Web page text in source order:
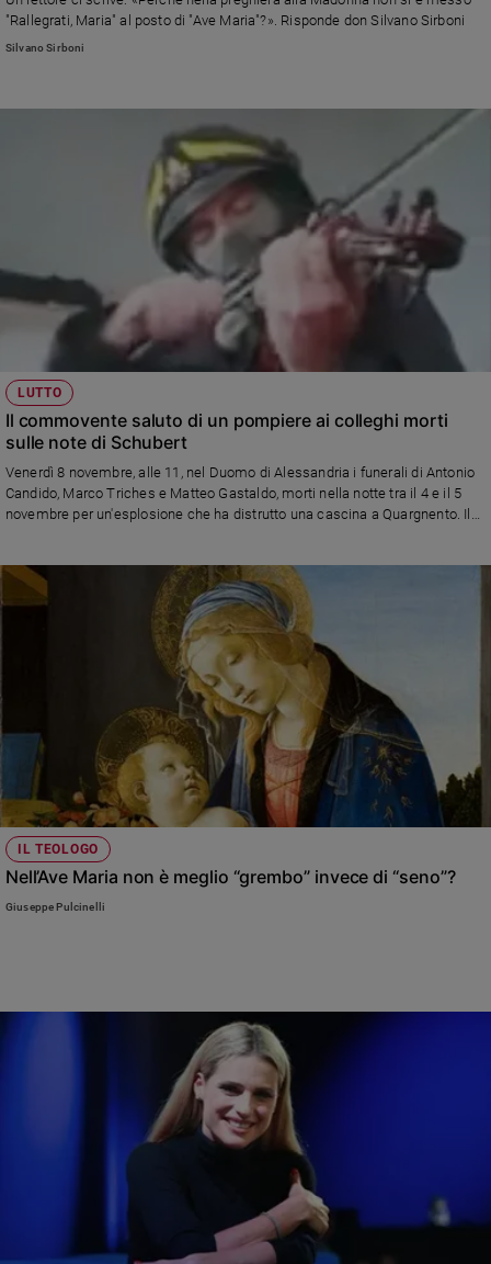
"Rallegrati, Maria" al posto di "Ave Maria"?». Risponde don Silvano Sirboni
Silvano Sirboni
LUTTO
Il commovente saluto di un pompiere ai colleghi morti
sulle note di Schubert
Venerdì 8 novembre, alle 11, nel Duomo di Alessandria i funerali di Antonio
Candido, Marco Triches e Matteo Gastaldo, morti nella notte tra il 4 e il 5
novembre per un'esplosione che ha distrutto una cascina a Quargnento. Il
IL TEOLOGO
Nell’Ave Maria non è meglio “grembo” invece di “seno”?
Giuseppe Pulcinelli